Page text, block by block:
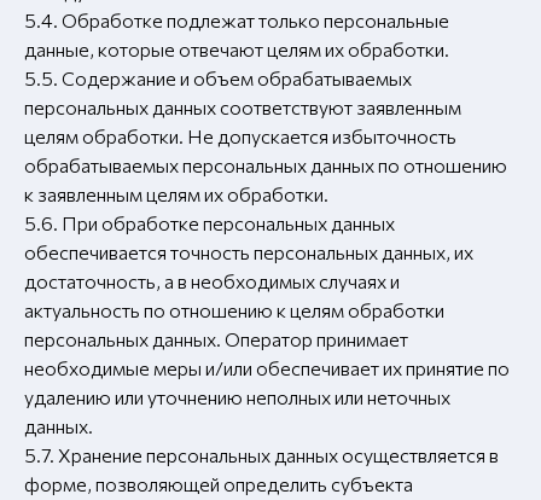
5.4. Обработке подлежат только персональные
данные, которые отвечают целям их обработки.
5.5. Содержание и объем обрабатываемых
персональных данных соответствуют заявленным
целям обработки. Не допускается избыточность
обрабатываемых персональных данных по отношению
к заявленным целям их обработки.
5.6. При обработке персональных данных
обеспечивается точность персональных данных, их
достаточность, а в необходимых случаях и
актуальность по отношению к целям обработки
персональных данных. Оператор принимает
необходимые меры и/или обеспечивает их принятие по
удалению или уточнению неполных или неточных
данных.
5.7. Хранение персональных данных осуществляется в
форме, позволяющей определить субъекта